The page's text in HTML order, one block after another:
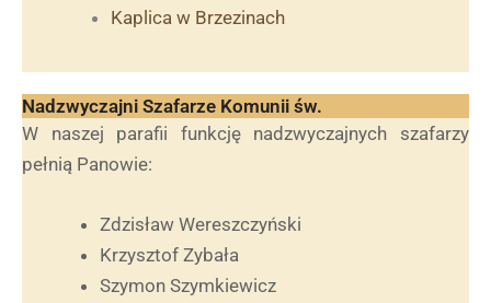
Kaplica w Brzezinach
Nadzwyczajni Szafarze Komunii św.
W naszej parafii funkcję nadzwyczajnych szafarzy
pełnią Panowie:
Zdzisław Wereszczyński
Krzysztof Zybała
Szymon Szymkiewicz